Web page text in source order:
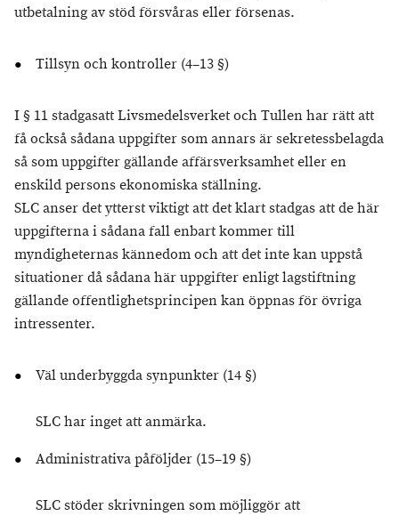
utbetalning av stöd försvåras eller försenas.
Tillsyn och kontroller (4–13 §)
I § 11 stadgasatt Livsmedelsverket och Tullen har rätt att
få också sådana uppgifter som annars är sekretessbelagda
så som uppgifter gällande affärsverksamhet eller en
enskild persons ekonomiska ställning.
SLC anser det ytterst viktigt att det klart stadgas att de här
uppgifterna i sådana fall enbart kommer till
myndigheternas kännedom och att det inte kan uppstå
situationer då sådana här uppgifter enligt lagstiftning
gällande offentlighetsprincipen kan öppnas för övriga
intressenter.
Väl underbyggda synpunkter (14 §)
SLC har inget att anmärka.
Administrativa påföljder (15–19 §)
SLC stöder skrivningen som möjliggör att